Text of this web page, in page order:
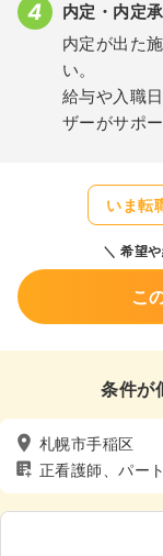
内定・内定
内定が出た
い。
給与や入職
ザーがサポ
いま転
希望
こ
条件が
札幌市手稲区
正看護師、パー